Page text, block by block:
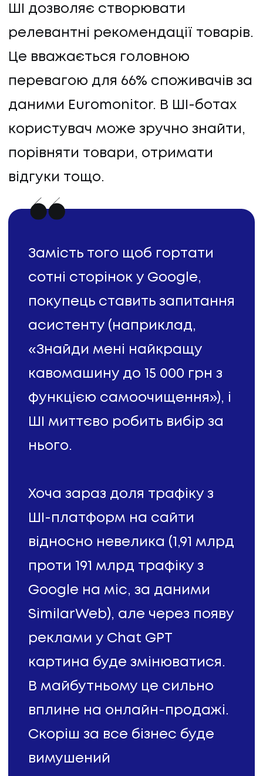
ШІ дозволяє створювати
релевантні рекомендації товарів.
Це вважається головною
перевагою для 66% споживачів за
даними Euromonitor. В ШІ-ботах
користувач може зручно знайти,
порівняти товари, отримати
відгуки тощо.
Замість того щоб гортати
сотні сторінок у Google,
покупець ставить запитання
асистенту (наприклад,
«Знайди мені найкращу
кавомашину до 15 000 грн з
функцією самоочищення»), і
ШІ миттєво робить вибір за
нього.
Хоча зараз доля трафіку з
ШІ-платформ на сайти
відносно невелика (1,91 млрд
проти 191 млрд трафіку з
Google на міс, за даними
SimilarWeb), але через появу
реклами у Chat GPT
картина буде змінюватися.
В майбутньому це сильно
вплине на онлайн-продажі.
Скоріш за все бізнес буде
вимушений